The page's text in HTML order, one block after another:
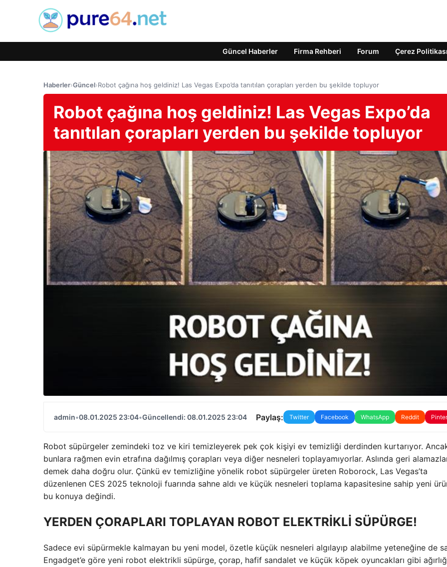
Güncel Haberler Firma Rehberi Forum Çerez Politikası
Haberler›Güncel›Robot çağına hoş geldiniz! Las Vegas Expo’da tanıtılan çorapları yerden bu şekilde topluyor
Robot çağına hoş geldiniz! Las Vegas Expo’da
tanıtılan çorapları yerden bu şekilde topluyor
admin•08.01.2025 23:04•Güncellendi: 08.01.2025 23:04 Paylaş: Twitter Facebook WhatsApp Reddit
Robot süpürgeler zemindeki toz ve kiri temizleyerek pek çok kişiyi ev temizliği derdinden kurtarıyor.
bunlara rağmen evin etrafına dağılmış çorapları veya diğer nesneleri toplayamıyorlar. Aslında geri
demek daha doğru olur. Çünkü ev temizliğine yönelik robot süpürgeler üreten Roborock, Las Vegas’ta
düzenlenen CES 2025 teknoloji fuarında sahne aldı ve küçük nesneleri toplama kapasitesine sahip yeni
bu konuya değindi.
YERDEN ÇORAPLARI TOPLAYAN ROBOT ELEKTRİKLİ SÜPÜRGE!
Sadece evi süpürmekle kalmayan bu yeni model, özetle küçük nesneleri algılayıp alabilme yeteneğine de
Engadget’e göre yeni robot elektrikli süpürge, çorap, hafif sandalet ve küçük köpek oyuncakları gibi